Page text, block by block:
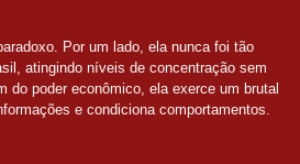
Por um lado, ela nunca foi tão
atingindo níveis de concentração sem
do poder econômico, ela exerce um brutal
e condiciona comportamentos.